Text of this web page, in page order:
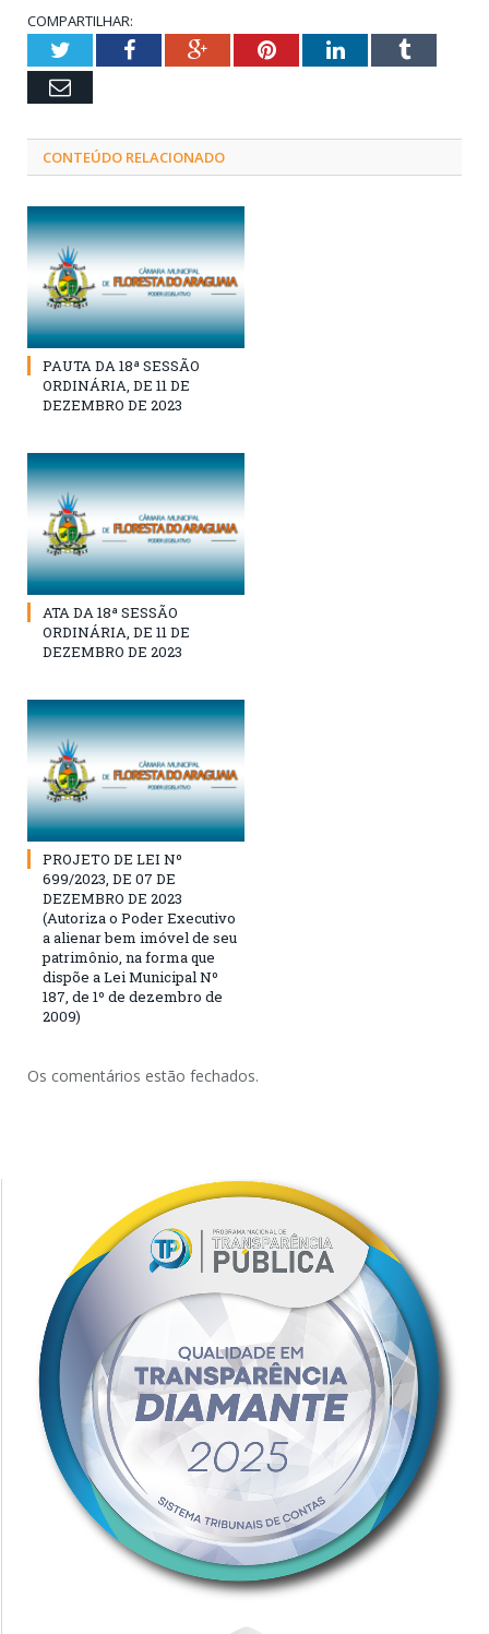
COMPARTILHAR:
TwitterFacebookGoogle+PinterestLinkedInTumblr
Email
CONTEÚDO RELACIONADO
PAUTA DA 18ª SESSÃO
ORDINÁRIA, DE 11 DE
DEZEMBRO DE 2023
ATA DA 18ª SESSÃO
ORDINÁRIA, DE 11 DE
DEZEMBRO DE 2023
PROJETO DE LEI Nº
699/2023, DE 07 DE
DEZEMBRO DE 2023
(Autoriza o Poder Executivo
a alienar bem imóvel de seu
patrimônio, na forma que
dispõe a Lei Municipal Nº
187, de 1º de dezembro de
2009)
Os comentários estão fechados.